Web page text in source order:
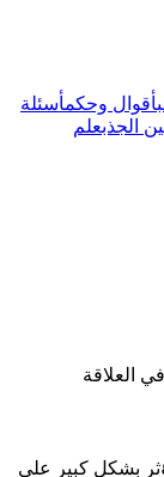
أقوال وحكمأسئلة
الجذبعلم
العلاقة
بشكل كبير على